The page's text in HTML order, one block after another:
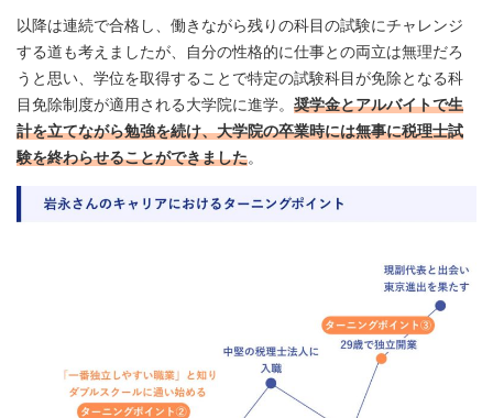
以降は連続で合格し、働きながら残りの科目の試験にチャレンジ
する道も考えましたが、自分の性格的に仕事との両立は無理だろ
うと思い、学位を取得することで特定の試験科目が免除となる科
目免除制度が適用される大学院に進学。 奨学金とアルバイトで生
計を立てながら勉強を続け、大学院の卒業時には無事に税理士試
験を終わらせることができました。